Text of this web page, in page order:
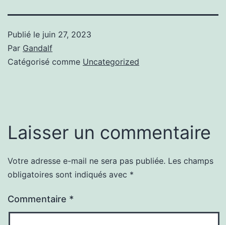
Publié le juin 27, 2023
Par Gandalf
Catégorisé comme Uncategorized
Laisser un commentaire
Votre adresse e-mail ne sera pas publiée. Les champs
obligatoires sont indiqués avec *
Commentaire *